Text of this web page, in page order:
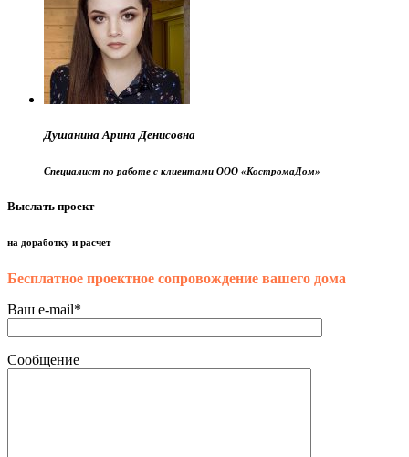
Душанина Арина Денисовна
Специалист по работе с клиентами ООО «КостромаДом»
Выслать проект
на доработку и расчет
Бесплатное проектное сопровождение вашего дома
Ваш e-mail*
Сообщение